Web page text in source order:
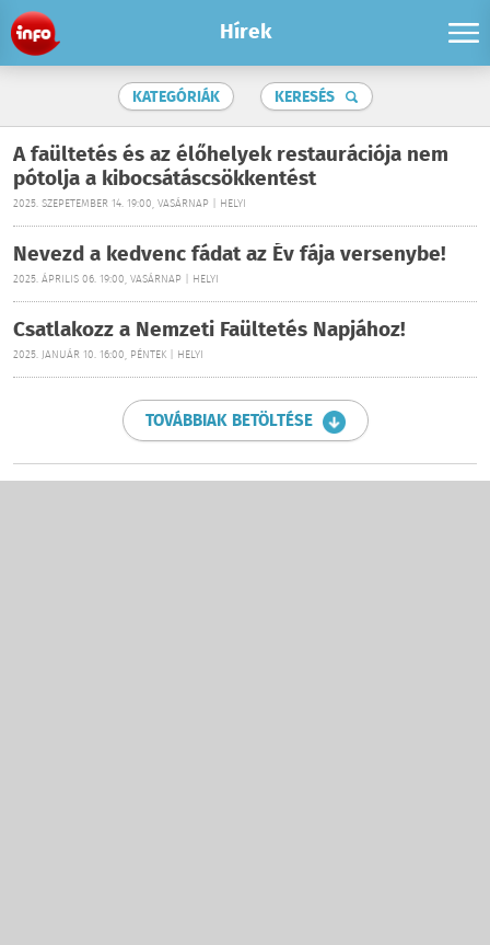
Hírek
KATEGÓRIÁK KERESÉS
A faültetés és az élőhelyek restaurációja nem
pótolja a kibocsátáscsökkentést
2025. SZEPETEMBER 14. 19:00, VASÁRNAP | HELYI
Nevezd a kedvenc fádat az Év fája versenybe!
2025. ÁPRILIS 06. 19:00, VASÁRNAP | HELYI
Csatlakozz a Nemzeti Faültetés Napjához!
2025. JANUÁR 10. 16:00, PÉNTEK | HELYI
TOVÁBBIAK BETÖLTÉSE